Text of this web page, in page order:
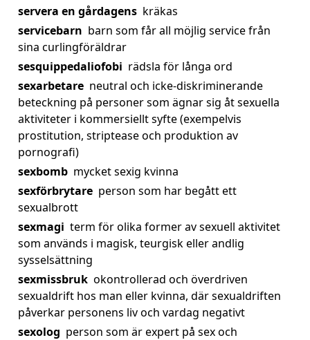
servera en gårdagens kräkas
servicebarn barn som får all möjlig service från
sina curlingföräldrar
sesquippedaliofobi rädsla för långa ord
sexarbetare neutral och icke-diskriminerande
beteckning på personer som ägnar sig åt sexuella
aktiviteter i kommersiellt syfte (exempelvis
prostitution, striptease och produktion av
pornografi)
sexbomb mycket sexig kvinna
sexförbrytare person som har begått ett
sexualbrott
sexmagi term för olika former av sexuell aktivitet
som används i magisk, teurgisk eller andlig
sysselsättning
sexmissbruk okontrollerad och överdriven
sexualdrift hos man eller kvinna, där sexualdriften
påverkar personens liv och vardag negativt
sexolog person som är expert på sex och